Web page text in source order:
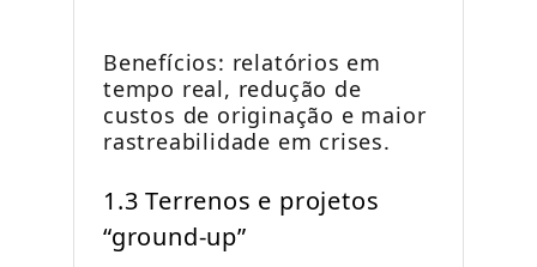
Benefícios: relatórios em
tempo real, redução de
custos de originação e maior
rastreabilidade em crises.
1.3 Terrenos e projetos
“ground-up”